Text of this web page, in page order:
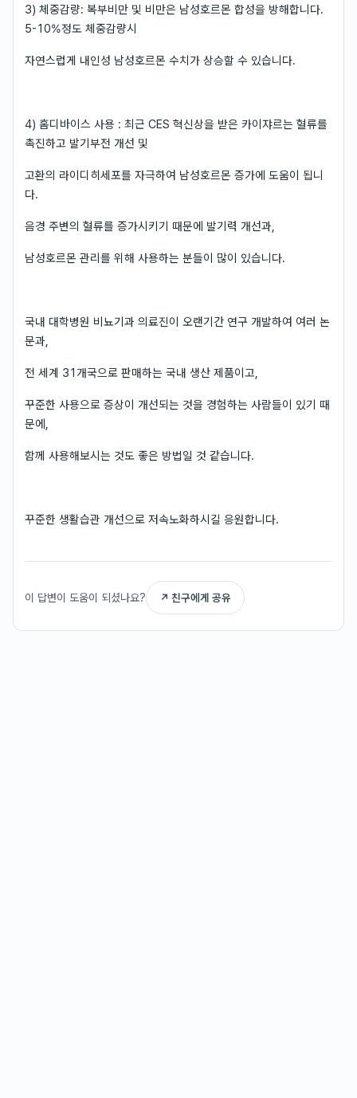
3) 체중감량: 복부비만 및 비만은 남성호르몬 합성을 방해합니다.
5-10%정도 체중감량시
자연스럽게 내인성 남성호르몬 수치가 상승할 수 있습니다.
4) 홈디바이스 사용 : 최근 CES 혁신상을 받은 카이쟈르는 혈류를
촉진하고 발기부전 개선 및
고환의 라이디히세포를 자극하여 남성호르몬 증가에 도움이 됩니
다.
음경 주변의 혈류를 증가시키기 때문에 발기력 개선과,
남성호르몬 관리를 위해 사용하는 분들이 많이 있습니다.
국내 대학병원 비뇨기과 의료진이 오랜기간 연구 개발하여 여러 논
문과,
전 세계 31개국으로 판매하는 국내 생산 제품이고,
꾸준한 사용으로 증상이 개선되는 것을 경험하는 사람들이 있기 때
문에,
함께 사용해보시는 것도 좋은 방법일 것 같습니다.
꾸준한 생활습관 개선으로 저속노화하시길 응원합니다.
이 답변이 도움이 되셨나요? ↗ 친구에게 공유